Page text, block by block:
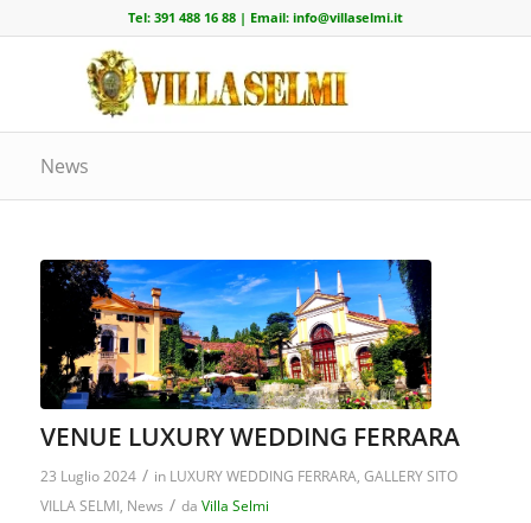
Tel: 391 488 16 88| Email: info@villaselmi.it
News
VENUE LUXURY WEDDING FERRARA
23 Luglio 2024 / in LUXURY WEDDING FERRARA, GALLERY SITO
VILLA SELMI, News / da Villa Selmi